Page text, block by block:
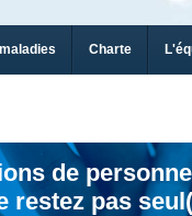
Charte
de
restez pas